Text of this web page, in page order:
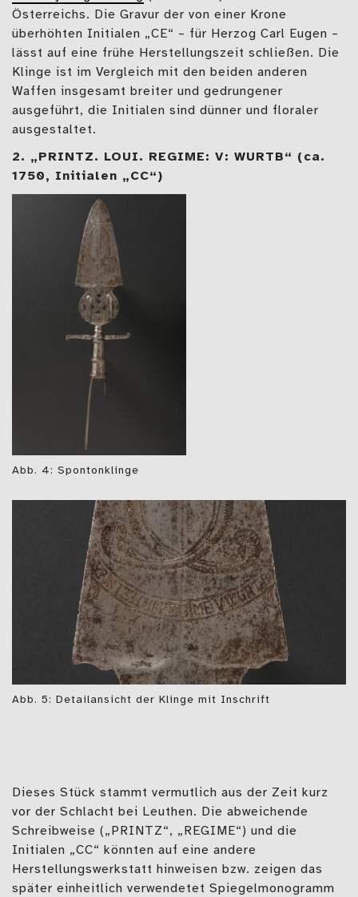
Österreichs. Die Gravur der von einer Krone
überhöhten Initialen „CE“ – für Herzog Carl Eugen –
lässt auf eine frühe Herstellungszeit schließen. Die
Klinge ist im Vergleich mit den beiden anderen
Waffen insgesamt breiter und gedrungener
ausgeführt, die Initialen sind dünner und floraler
ausgestaltet.
2. „PRINTZ. LOUI. REGIME: V: WURTB“ (ca.
1750, Initialen „CC“)
Abb. 4: Spontonklinge
Abb. 5: Detailansicht der Klinge mit Inschrift
Dieses Stück stammt vermutlich aus der Zeit kurz
vor der Schlacht bei Leuthen. Die abweichende
Schreibweise („PRINTZ“, „REGIME“) und die
Initialen „CC“ könnten auf eine andere
Herstellungswerkstatt hinweisen bzw. zeigen das
später einheitlich verwendetet Spiegelmonogramm